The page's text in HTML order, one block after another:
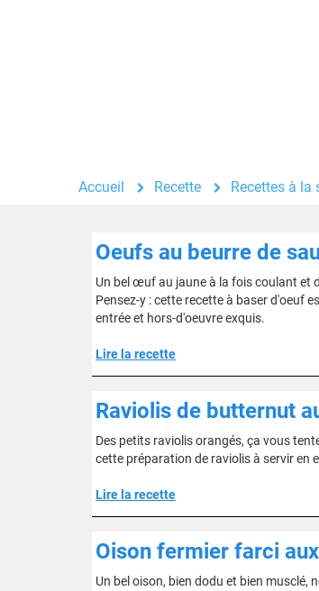
Accueil Recette Recettes à la
Oeufs au beurre de
Un bel œuf au jaune à la fois coulant et
Pensez-y : cette recette à baser d'oeuf
entrée et hors-d'oeuvre exquis.
Lire la recette
Raviolis de butternut
Des petits raviolis orangés, ça vous
cette préparation de raviolis à servir en
Lire la recette
Oison fermier farci
Un bel oison, bien dodu et bien musclé,